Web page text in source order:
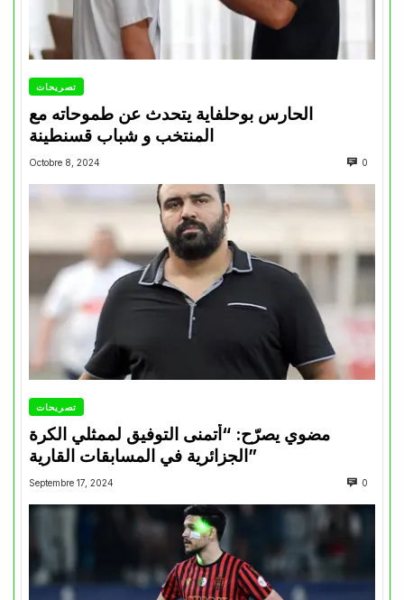
تصريحات
الحارس بوحلفاية يتحدث عن طموحاته مع
المنتخب و شباب قسنطينة
Octobre 8, 2024 0
تصريحات
مضوي يصرّح: “أتمنى التوفيق لممثلي الكرة
الجزائرية في المسابقات القارية”
Septembre 17, 2024 0